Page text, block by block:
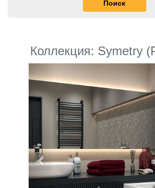
Коллекция: Symetry
Previous